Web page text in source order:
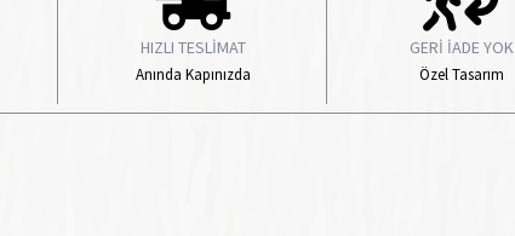
HIZLI TESLİMAT
Anında Kapınızda
GERİ İADE YOK
Özel Tasarım